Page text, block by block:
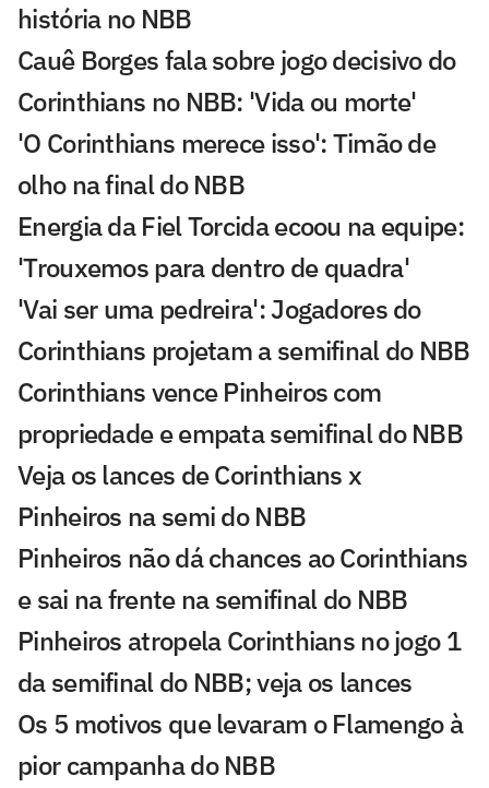
história no NBB
Cauê Borges fala sobre jogo decisivo do
Corinthians no NBB: 'Vida ou morte'
'O Corinthians merece isso': Timão de
olho na final do NBB
Energia da Fiel Torcida ecoou na equipe:
'Trouxemos para dentro de quadra'
'Vai ser uma pedreira': Jogadores do
Corinthians projetam a semifinal do NBB
Corinthians vence Pinheiros com
propriedade e empata semifinal do NBB
Veja os lances de Corinthians x
Pinheiros na semi do NBB
Pinheiros não dá chances ao Corinthians
e sai na frente na semifinal do NBB
Pinheiros atropela Corinthians no jogo 1
da semifinal do NBB; veja os lances
Os 5 motivos que levaram o Flamengo à
pior campanha do NBB